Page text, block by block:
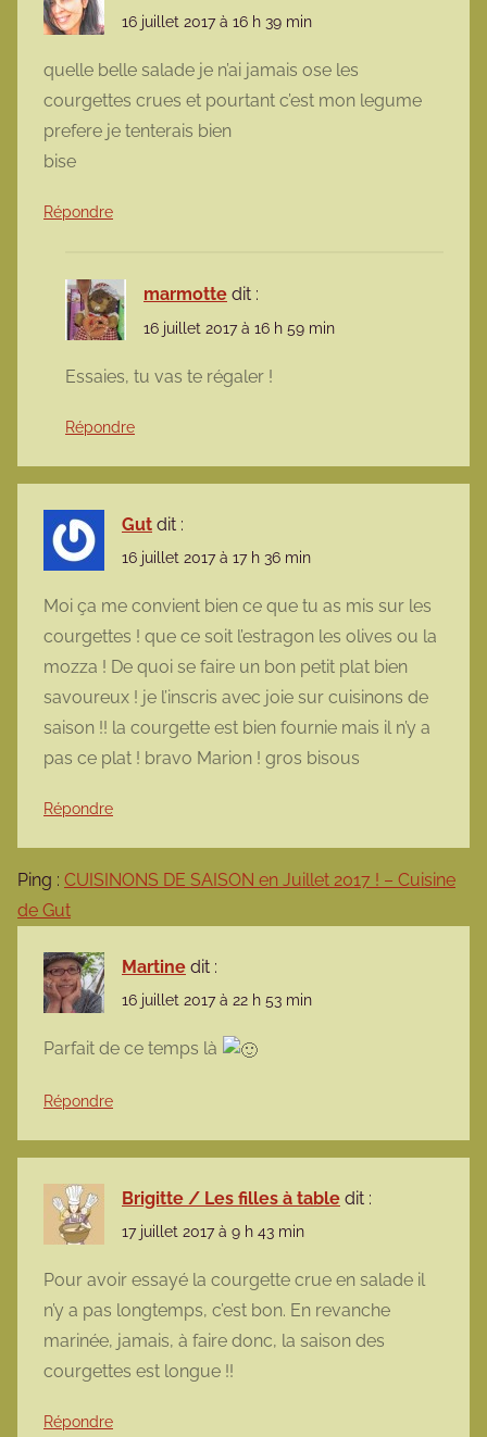
16 juillet 2017 à 16 h 39 min
quelle belle salade je n’ai jamais ose les
courgettes crues et pourtant c’est mon legume
prefere je tenterais bien
bise
Répondre
marmotte dit :
16 juillet 2017 à 16 h 59 min
Essaies, tu vas te régaler !
Répondre
Gut dit :
16 juillet 2017 à 17 h 36 min
Moi ça me convient bien ce que tu as mis sur les
courgettes ! que ce soit l’estragon les olives ou la
mozza ! De quoi se faire un bon petit plat bien
savoureux ! je l’inscris avec joie sur cuisinons de
saison !! la courgette est bien fournie mais il n’y a
pas ce plat ! bravo Marion ! gros bisous
Répondre
Ping : CUISINONS DE SAISON en Juillet 2017 ! – Cuisine
de Gut
Martine dit :
16 juillet 2017 à 22 h 53 min
Parfait de ce temps là
Répondre
Brigitte / Les filles à table dit :
17 juillet 2017 à 9 h 43 min
Pour avoir essayé la courgette crue en salade il
n’y a pas longtemps, c’est bon. En revanche
marinée, jamais, à faire donc, la saison des
courgettes est longue !!
Répondre